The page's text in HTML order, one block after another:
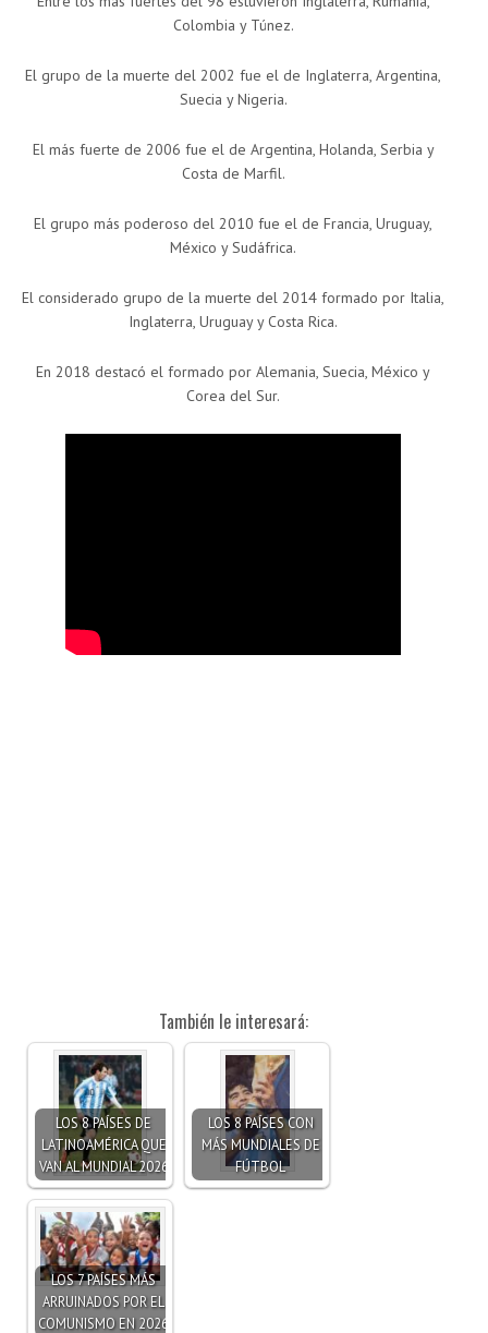
Colombia y Túnez.
El grupo de la muerte del 2002 fue el de Inglaterra, Argentina,
Suecia y Nigeria.
El más fuerte de 2006 fue el de Argentina, Holanda, Serbia y
Costa de Marfil.
El grupo más poderoso del 2010 fue el de Francia, Uruguay,
México y Sudáfrica.
El considerado grupo de la muerte del 2014 formado por Italia,
Inglaterra, Uruguay y Costa Rica.
En 2018 destacó el formado por Alemania, Suecia, México y
Corea del Sur.
También le interesará:
LOS 8 PAÍSES DE
LATINOAMÉRICA QUE
VAN AL MUNDIAL 2026
LOS 8 PAÍSES CON
MÁS MUNDIALES DE
FÚTBOL
LOS 7 PAÍSES MÁS
ARRUINADOS POR EL
COMUNISMO EN 2026